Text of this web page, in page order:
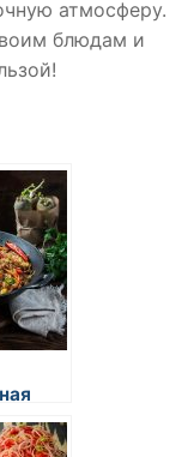
атмосферу.
блюдам и